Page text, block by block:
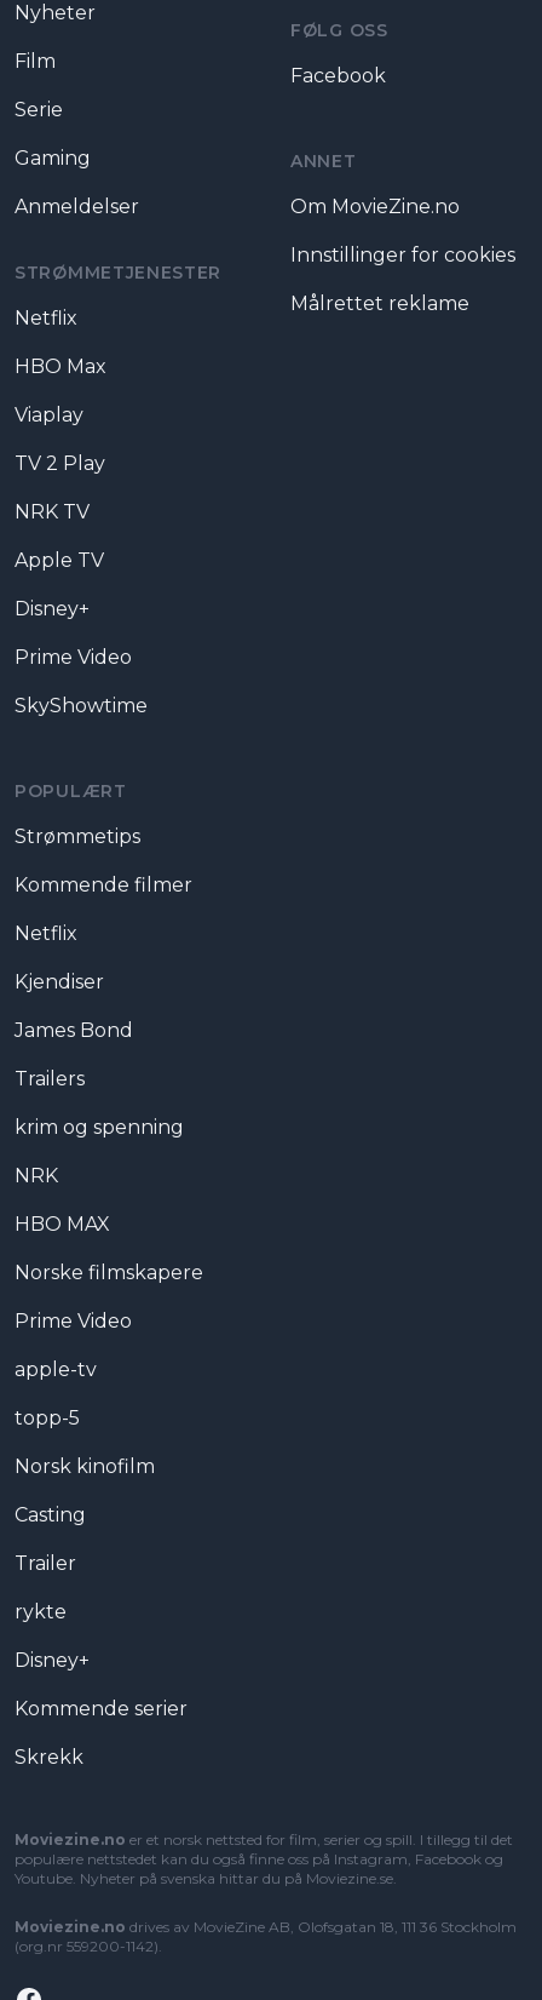
Nyheter
Film
Serie
Gaming
Anmeldelser
STRØMMETJENESTER
Netflix
HBO Max
Viaplay
TV 2 Play
NRK TV
Apple TV
Disney+
Prime Video
SkyShowtime
POPULÆRT
Strømmetips
Kommende filmer
Netflix
Kjendiser
James Bond
Trailers
krim og spenning
NRK
HBO MAX
Norske filmskapere
Prime Video
apple-tv
topp-5
Norsk kinofilm
Casting
Trailer
rykte
Disney+
Kommende serier
Skrekk
FØLG OSS
Facebook
ANNET
Om MovieZine.no
Innstillinger for cookies
Målrettet reklame
Moviezine.no er et norsk nettsted for film, serier og spill. I tillegg til det
populære nettstedet kan du også finne oss på Instagram, Facebook og
Youtube. Nyheter på svenska hittar du på Moviezine.se.
Moviezine.no drives av MovieZine AB, Olofsgatan 18, 111 36 Stockholm
(org.nr 559200-1142).